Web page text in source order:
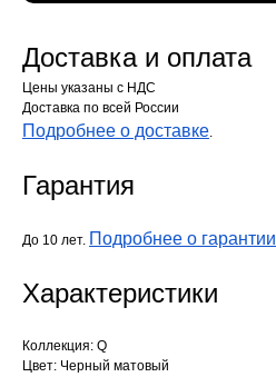
Доставка и оплата
Цены указаны с НДС
Доставка по всей России
Подробнее о доставке.
Гарантия
До 10 лет. Подробнее о гарантии
Характеристики
Коллекция: Q
Цвет: Черный матовый